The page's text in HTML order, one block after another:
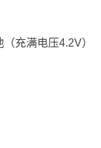
充满电压4.2V）